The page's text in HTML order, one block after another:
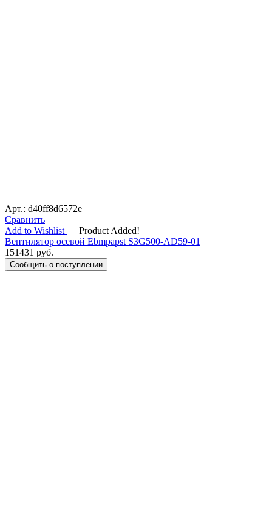
Арт.: d40ff8d6572e
Сравнить
Add to Wishlist
Product Added!
Вентилятор осевой Ebmpapst S3G500-AD59-01
151431 руб.
Сообщить о поступлении